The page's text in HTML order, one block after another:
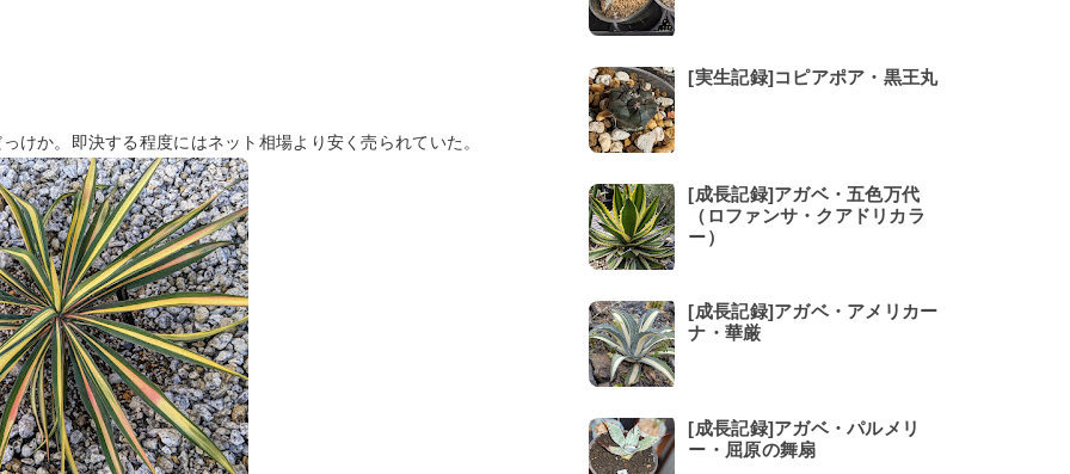
けか。即決する程度にはネット相場より安く売られていた。
[実生記録]コピアポア・黒王丸
[成長記録]アガベ・五色万代
（ロファンサ・クアドリカラ
ー）
[成長記録]アガベ・アメリカー
ナ・華厳
[成長記録]アガベ・パルメリ
ー・屈原の舞扇